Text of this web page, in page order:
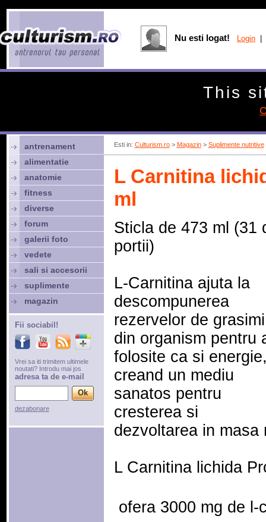
Esti in: Culturism.ro> Magazin> Suplimente nutritive
L Carnitina
ml
Sticla de 473 ml (31
portii)
L-Carnitina ajuta la
descompunerea
rezervelor de grasimi
din organism pentru
folosite ca si
creand un mediu
sanatos pentru
cresterea si
dezvoltarea in masa
L Carnitina lichida
 ofera 3000 mg de
antrenament
alimentatie
anatomie
fitness
diverse
forum
galerii foto
vedete
sali si accesorii
suplimente
magazin
Fii sociabil!
Vrei sa iti trimitem ultimele
noutati? Introdu mai jos
adresa ta de e-mail
dezabonare
Nu esti logat! Login
This